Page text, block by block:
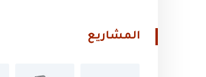
المشاريع